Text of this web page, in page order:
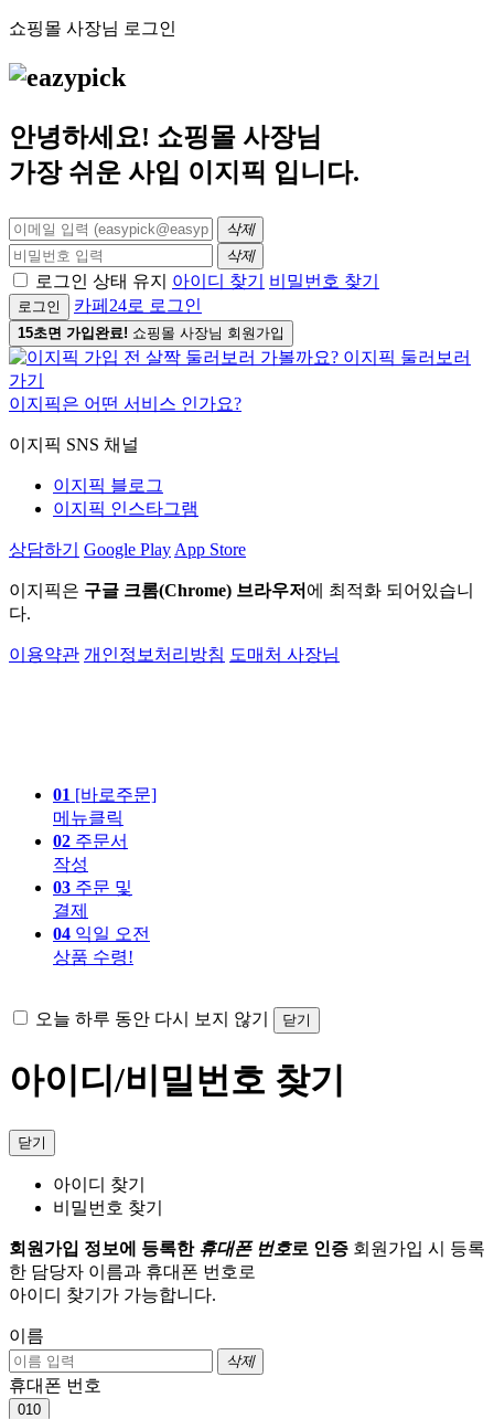
쇼핑몰 사장님 로그인
안녕하세요! 쇼핑몰 사장님
가장 쉬운 사입 이지픽 입니다.
삭제
삭제
로그인 상태 유지 아이디 찾기 비밀번호 찾기
로그인 카페24로 로그인
15초면 가입완료! 쇼핑몰 사장님 회원가입
이지픽은 어떤 서비스 인가요?
이지픽 SNS 채널
이지픽 블로그
이지픽 인스타그램
상담하기 Google Play App Store
이지픽은 구글 크롬(Chrome) 브라우저 에 최적화 되어있습니
다.
이용약관 개인정보처리방침 도매처 사장님
01 [바로주문]
메뉴클릭
02 주문서
작성
03 주문 및
결제
04 익일 오전
상품 수령!
오늘 하루 동안 다시 보지 않기 닫기
아이디/비밀번호 찾기
닫기
아이디 찾기
비밀번호 찾기
회원가입 정보에 등록한 휴대폰 번호로 인증 회원가입 시 등록
한 담당자 이름과 휴대폰 번호로
아이디 찾기가 가능합니다.
이름
삭제
휴대폰 번호
010